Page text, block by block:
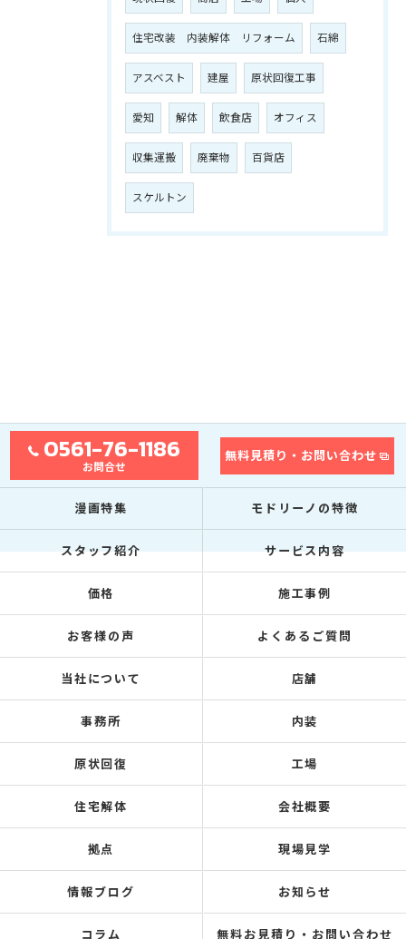
住宅改装 内装解体 リフォーム 石綿
アスベスト 建屋 原状回復工事
愛知 解体 飲食店 オフィス
収集運搬 廃棄物 百貨店
スケルトン
0561-76-1186
お問合せ
無料見積り・お問い合わせ
漫画特集 モドリーノの特徴
スタッフ紹介 サービス内容
価格 施工事例
お客様の声 よくあるご質問
当社について 店舗
事務所 内装
原状回復 工場
住宅解体 会社概要
拠点 現場見学
情報ブログ お知らせ
コラム 無料お見積り・お問い合わせ